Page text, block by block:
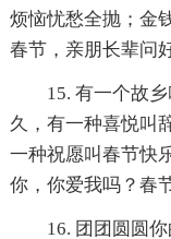
烦恼忧愁全抛；金
春节，亲朋长辈问
15. 有一个故
久，有一种喜悦叫
一种祝愿叫春节快
你，你爱我吗？春
16. 团团圆圆